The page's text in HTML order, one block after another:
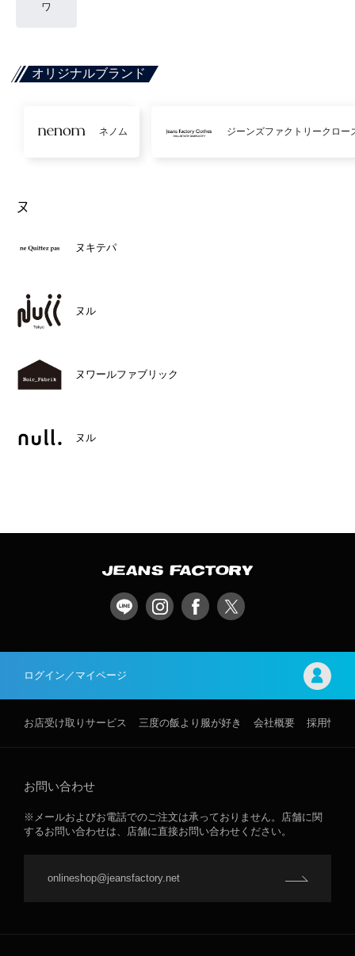
ワ
オリジナルブランド
ネノム ジーンズファクトリークロー
ヌ
ヌキテパ
ヌル
ヌワールファブリック
ヌル
ログイン／マイページ
お店受け取りサービス 三度の飯より服が好き 会社概要 採用情報
お問い合わせ
※メールおよびお電話でのご注文は承っておりません。店舗に関
するお問い合わせは、店舗に直接お問い合わせください。
onlineshop@jeansfactory.net